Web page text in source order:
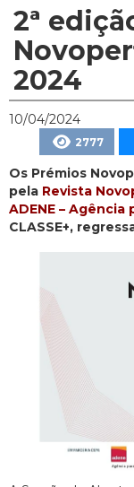
2ª
2024
10/04/2024
2777
Os Prémios
pela Revista
ADENE – Agência
CLASSE+,